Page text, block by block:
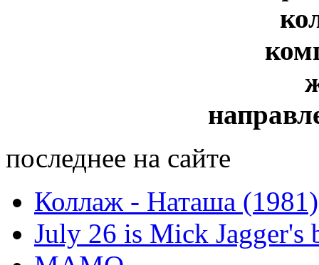
последнее на сайте
Коллаж - Наташа (1981)
July 26 is Mick Jagger's